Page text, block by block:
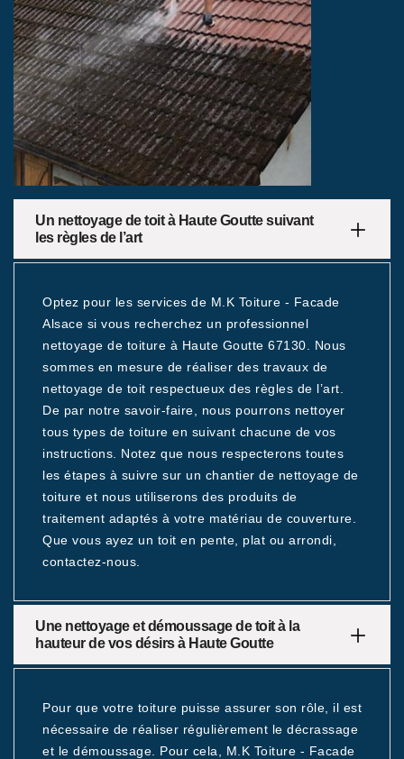
Un nettoyage de toit à Haute Goutte suivant
les règles de l’art
Optez pour les services de M.K Toiture - Facade
Alsace si vous recherchez un professionnel
nettoyage de toiture à Haute Goutte 67130. Nous
sommes en mesure de réaliser des travaux de
nettoyage de toit respectueux des règles de l’art.
De par notre savoir-faire, nous pourrons nettoyer
tous types de toiture en suivant chacune de vos
instructions. Notez que nous respecterons toutes
les étapes à suivre sur un chantier de nettoyage de
toiture et nous utiliserons des produits de
traitement adaptés à votre matériau de couverture.
Que vous ayez un toit en pente, plat ou arrondi,
contactez-nous.
Une nettoyage et démoussage de toit à la
hauteur de vos désirs à Haute Goutte
Pour que votre toiture puisse assurer son rôle, il est
nécessaire de réaliser régulièrement le décrassage
et le démoussage. Pour cela, M.K Toiture - Facade